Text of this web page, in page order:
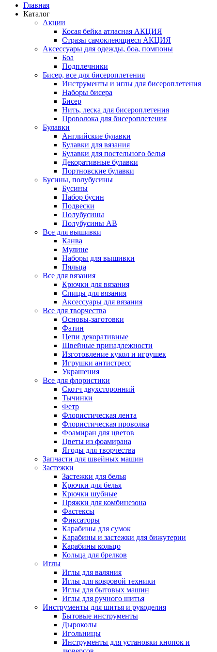
Главная
Каталог
Акции
Косая бейка атласная АКЦИЯ
Стразы самоклеющиеся АКЦИЯ
Аксессуары для одежды, боа, помпоны
Боа
Подплечники
Бисер, все для бисероплетения
Инструменты и иглы для бисероплетения
Наборы бисера
Бисер
Нить, леска для бисероплетения
Проволока для бисероплетения
Булавки
Английские булавки
Булавки для вязания
Булавки для постельного белья
Декоративные булавки
Портновские булавки
Бусины, полубусины
Бусины
Набор бусин
Подвески
Полубусины
Полубусины AB
Все для вышивки
Канва
Мулине
Наборы для вышивки
Пяльца
Все для вязания
Крючки для вязания
Спицы для вязания
Аксессуары для вязания
Все для творчества
Основы-заготовки
Фатин
Цепи декоративные
Швейные принадлежности
Изготовление кукол и игрушек
Игрушки антистресс
Украшения
Все для флористики
Скотч двухсторонний
Тычинки
Фетр
Флористическая лента
Флористическая проволка
Фоамиран для цветов
Цветы из фоамирана
Ягоды для творчества
Запчасти для швейных машин
Застежки
Застежки для белья
Крючки для белья
Крючки шубные
Пряжки для комбинезона
Фастексы
Фиксаторы
Карабины для сумок
Карабины и застежки для бижутерии
Карабины кольцо
Кольца для брелков
Иглы
Иглы для валяния
Иглы для ковровой техники
Иглы для бытовых машин
Иглы для ручного шитья
Инструменты для шитья и рукоделия
Бытовые инструменты
Дыроколы
Игольницы
Инструменты для установки кнопок и